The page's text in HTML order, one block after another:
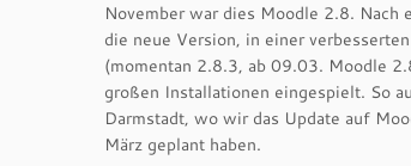
November war dies Moodle 2.8. Nach
die neue Version, in einer
(momentan 2.8.3, ab 09.03. Moodle
großen Installationen eingespielt. So
Darmstadt, wo wir das Update auf
März geplant haben.